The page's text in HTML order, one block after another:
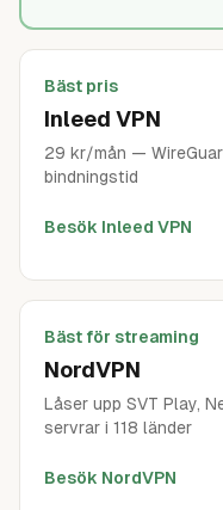
Bäst pris
Inleed VPN
29 kr/mån —
bindningstid
Besök Inleed VPN
Bäst för streaming
NordVPN
Låser upp SVT Play,
servrar i 118 länder
Besök NordVPN